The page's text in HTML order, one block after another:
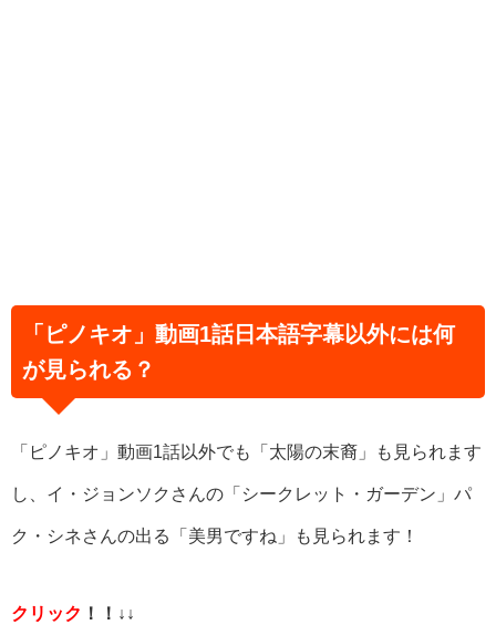
「ピノキオ」動画1話日本語字幕以外には何
が見られる？
「ピノキオ」動画1話以外でも「太陽の末裔」も見られます
し、イ・ジョンソクさんの「シークレット・ガーデン」パ
ク・シネさんの出る「美男ですね」も見られます！
クリック ！！↓↓